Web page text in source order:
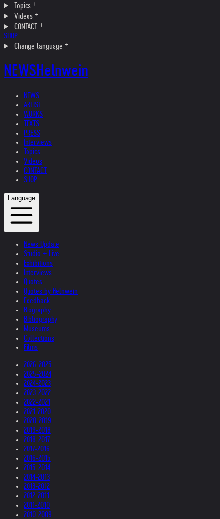
Topics
Videos
CONTACT
SHOP
Change language
NEWSHelnwein
NEWS
ARTIST
WORKS
TEXTS
PRESS
Interviews
Topics
Videos
CONTACT
SHOP
Language
News Update
Studio + Live
Exhibitions
Interviews
Quotes
Quotes by Helnwein
Feedback
Biography
Bibliography
Museums
Collections
Films
2026-2025
2025-2024
2024-2023
2023-2022
2022-2021
2021-2020
2020-2019
2019-2018
2018-2017
2017-2016
2016-2015
2015-2014
2014-2013
2013-2012
2012-2011
2011-2010
2010-2009